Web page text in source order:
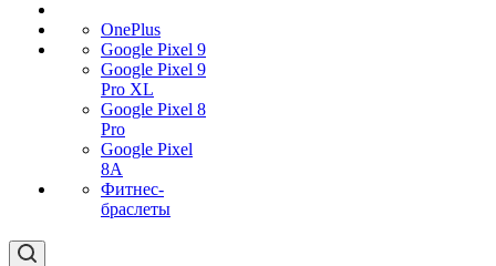
OnePlus
Google Pixel 9
Google Pixel 9
Pro XL
Google Pixel 8
Pro
Google Pixel
8A
Фитнес-
браслеты